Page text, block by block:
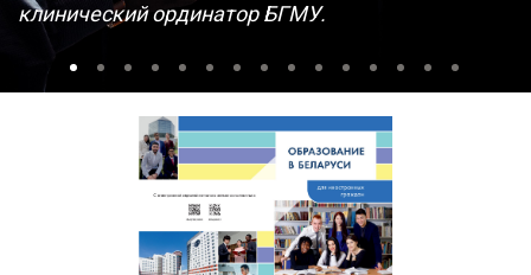
клинический ординатор БГМУ.